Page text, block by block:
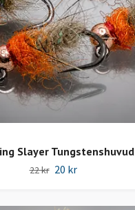
Slayer Tungstenshuvud
22 kr 20 kr